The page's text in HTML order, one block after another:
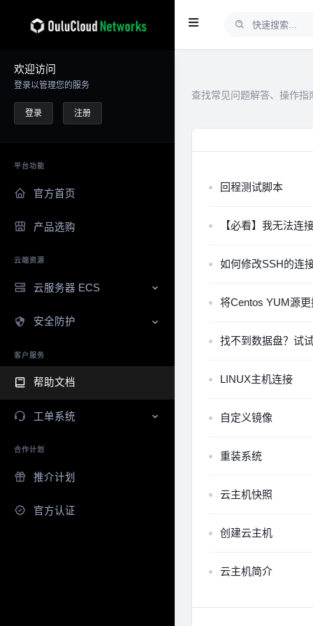
欢迎访问
登录以管理您的服务
登录 注册
平台功能
官方首页
产品选购
云端资源
云服务器 ECS
安全防护
客户服务
帮助文档
工单系统
合作计划
推介计划
官方认证
查找常见问题解答、操作指
回程测试脚本
【必看】我无法连
如何修改SSH的连
将Centos YUM源
找不到数据盘？试
LINUX主机连接
自定义镜像
重装系统
云主机快照
创建云主机
云主机简介